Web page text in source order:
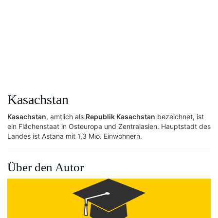
Kasachstan
Kasachstan, amtlich als Republik Kasachstan bezeichnet, ist
ein Flächenstaat in Osteuropa und Zentralasien. Hauptstadt des
Landes ist Astana mit 1,3 Mio. Einwohnern.
Über den Autor